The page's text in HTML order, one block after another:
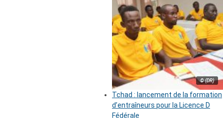
© (DR)
Tchad : lancement de la formation
d’entraîneurs pour la Licence D
Fédérale